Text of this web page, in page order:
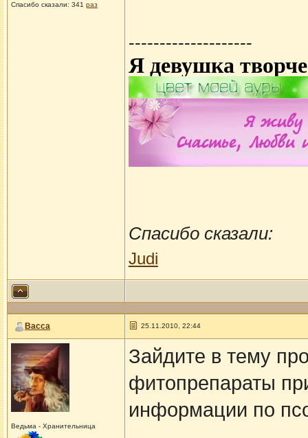
Спасибо сказали: 341 раз
--------------------
Я девушка
Спасибо сказали:
Judi
Васса 25.11.2010, 22:44
Ведьма - Хранительница
Зайдите в тему
фитопрепараты
информации по